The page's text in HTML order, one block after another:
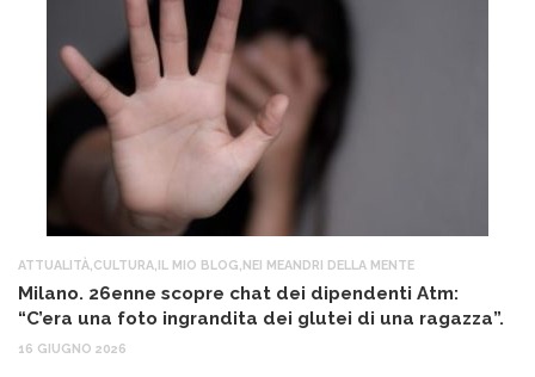
ATTUALITÀ CULTURA IL MIO BLOG NEI MEANDRI DELLA MENTE
Milano. 26enne scopre chat dei dipendenti Atm:
“C’era una foto ingrandita dei glutei di una ragazza”.
16 GIUGNO 2026